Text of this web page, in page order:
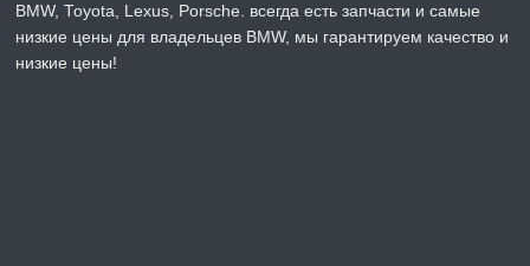
BMW, Toyota, Lexus, Porsche. всегда есть запчасти и самые
низкие цены для владельцев BMW, мы гарантируем качество и
низкие цены!